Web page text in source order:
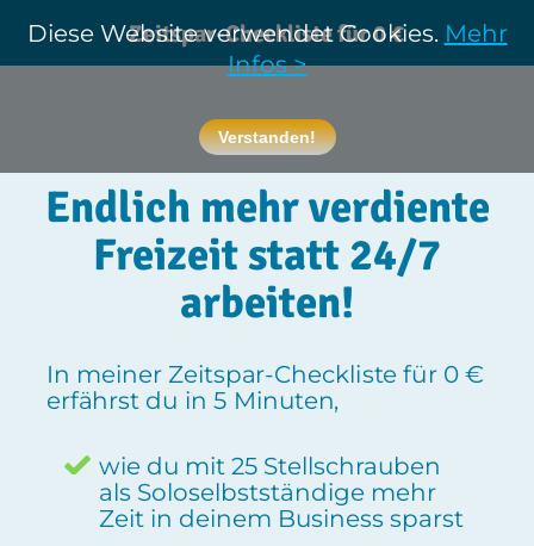
Diese Website verwendet Cookies. Mehr
Infos >
Verstanden!
Zeitspar-Checkliste für 0 €
In meiner Zeitspar-Checkliste für 0 €
erfährst du in 5 Minuten,
Endlich mehrverdiente
Freizeitstatt 24/7
arbeiten!
wie du mit 25 Stellschrauben
als Soloselbstständige mehr
Zeit in deinem Business sparst